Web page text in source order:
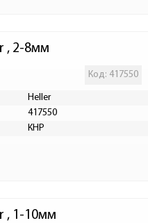
, 2-8мм
Код: 417550
Heller
417550
КНР
, 1-10мм